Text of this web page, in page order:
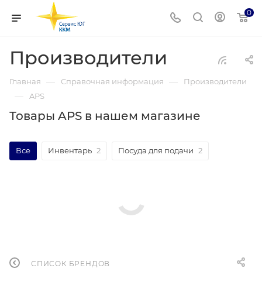
0
Производители
Главная — Справочная информация — Производители
— APS
Товары APS в нашем магазине
Все Инвентарь 2 Посуда для подачи 2
СПИСОК БРЕНДОВ